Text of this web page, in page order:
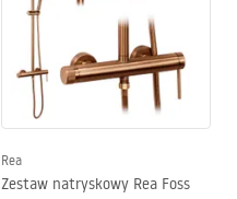
Rea
Zestaw natryskowy Rea Foss